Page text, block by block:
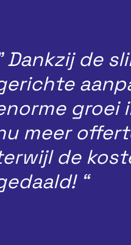
Dankzij de
groei
meer
de
“